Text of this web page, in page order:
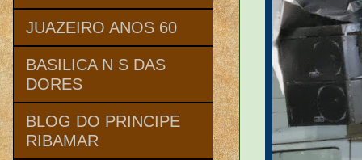
JUAZEIRO ANOS 60
BASILICA N S DAS
DORES
BLOG DO PRINCIPE
RIBAMAR